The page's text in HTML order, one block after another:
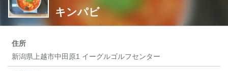
キンパビ
住所
新潟県上越市中田原1 イーグルゴルフセンター